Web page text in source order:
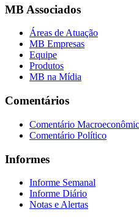
MB Associados
Áreas de Atuação
MB Empresas
Equipe
Produtos
MB na Mídia
Comentários
Comentário
Comentário Político
Informes
Informe Semanal
Informe Diário
Notas e Alertas